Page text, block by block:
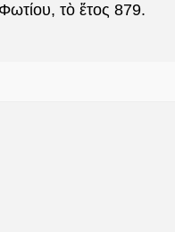
τὸ ἔτος 879.